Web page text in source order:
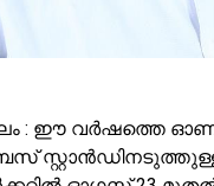
: ഈ വർഷത്തെ